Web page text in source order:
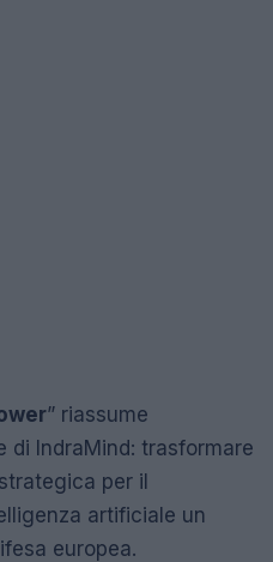
” riassume
di IndraMind: trasformare
per il
artificiale un
europea.